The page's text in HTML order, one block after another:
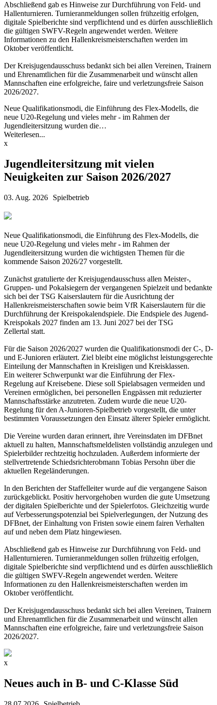
Abschließend gab es Hinweise zur Durchführung von Feld- und
Hallenturnieren. Turnieranmeldungen sollen frühzeitig erfolgen,
digitale Spielberichte sind verpflichtend und es dürfen ausschließlich
die gültigen SWFV-Regeln angewendet werden. Weitere
Informationen zu den Hallenkreismeisterschaften werden im
Oktober veröffentlicht.
Der Kreisjugendausschuss bedankt sich bei allen Vereinen, Trainern
und Ehrenamtlichen für die Zusammenarbeit und wünscht allen
Mannschaften eine erfolgreiche, faire und verletzungsfreie Saison
2026/2027.
Neue Qualifikationsmodi, die Einführung des Flex-Modells, die
neue U20-Regelung und vieles mehr - im Rahmen der
Jugendleitersitzung wurden die…
Weiterlesen...
x
Jugendleitersitzung mit vielen
Neuigkeiten zur Saison 2026/2027
03. Aug. 2026 Spielbetrieb
Neue Qualifikationsmodi, die Einführung des Flex-Modells, die
neue U20-Regelung und vieles mehr- im Rahmen der
Jugendleitersitzung wurden die wichtigsten Themen für die
kommende Saison 2026/27 vorgestellt.
Zunächst gratulierte der Kreisjugendausschuss allen Meister-,
Gruppen- und Pokalsiegern der vergangenen Spielzeit und bedankte
sich bei der TSG Kaiserslautern für die Ausrichtung der
Hallenkreismeisterschaften sowie beim VfR Kaiserslautern für die
Durchführung der Kreispokalendspiele. Die Endspiele des Jugend-
Kreispokals 2027 finden am 13. Juni 2027 bei der TSG
Zellertal statt.
Für die Saison 2026/2027 wurden die Qualifikationsmodi der C-, D-
und E-Junioren erläutert. Ziel bleibt eine möglichst leistungsgerechte
Einteilung der Mannschaften in Kreisligen und Kreisklassen.
Ein weiterer Schwerpunkt war die Einführung der Flex-
Regelung auf Kreisebene. Diese soll Spielabsagen vermeiden und
Vereinen ermöglichen, bei personellen Engpässen mit reduzierter
Mannschaftsstärke anzutreten. Zudem wurde die neue U20-
Regelung für den A-Junioren-Spielbetrieb vorgestellt, die unter
bestimmten Voraussetzungen den Einsatz älterer Spieler ermöglicht.
Die Vereine wurden daran erinnert, ihre Vereinsdaten im DFBnet
aktuell zu halten, Mannschaftsmeldelisten vollständig anzulegen und
Spielerbilder rechtzeitig hochzuladen. Außerdem informierte der
stellvertretende Schiedsrichterobmann Tobias Persohn über die
aktuellen Regeländerungen.
In den Berichten der Staffelleiter wurde auf die vergangene Saison
zurückgeblickt. Positiv hervorgehoben wurden die gute Umsetzung
der digitalen Spielberichte und der Spielerfotos. Gleichzeitig wurde
auf Verbesserungspotenzial bei Spielverlegungen, der Nutzung des
DFBnet, der Einhaltung von Fristen sowie einem fairen Verhalten
auf und neben dem Platz hingewiesen.
Abschließend gab es Hinweise zur Durchführung von Feld- und
Hallenturnieren. Turnieranmeldungen sollen frühzeitig erfolgen,
digitale Spielberichte sind verpflichtend und es dürfen ausschließlich
die gültigen SWFV-Regeln angewendet werden. Weitere
Informationen zu den Hallenkreismeisterschaften werden im
Oktober veröffentlicht.
Der Kreisjugendausschuss bedankt sich bei allen Vereinen, Trainern
und Ehrenamtlichen für die Zusammenarbeit und wünscht allen
Mannschaften eine erfolgreiche, faire und verletzungsfreie Saison
2026/2027.
x
Neues auch in B- und C-Klasse Süd